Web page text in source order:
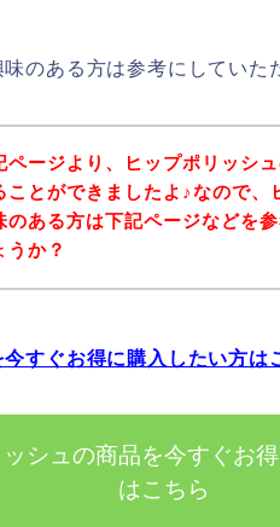
のある方は参考にしていた
ページより、ヒップポリッシ
ことができましたよ♪なので、
のある方は下記ページなどを
うか？
すぐお得に購入したい方は
シュの商品を今すぐお
はこちら